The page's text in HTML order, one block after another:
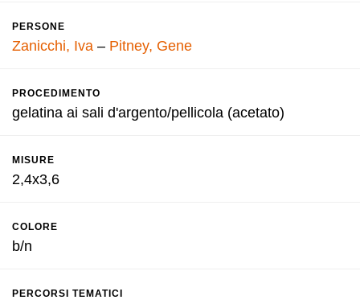
PERSONE
Zanicchi, Iva – Pitney, Gene
PROCEDIMENTO
gelatina ai sali d'argento/pellicola (acetato)
MISURE
2,4x3,6
COLORE
b/n
PERCORSI TEMATICI